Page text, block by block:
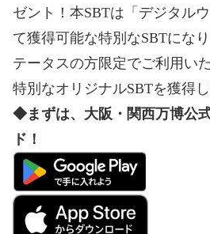
ゼント！本SBTは「デジタル
て獲得可能な特別なSBTにな
テータスの方限定でご利用い
特別なオリジナルSBTを獲得
◆まずは、大阪・関西万博公
ド！